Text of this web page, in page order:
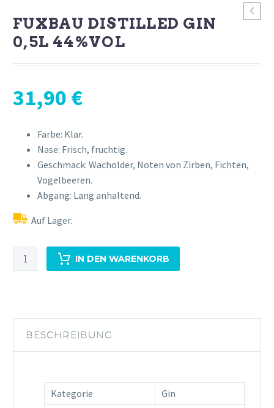
FUXBAU DISTILLED GIN
0,5L 44%VOL
31,90 €
Farbe: Klar.
Nase: Frisch, fruchtig.
Geschmack: Wacholder, Noten von Zirben, Fichten,
Vogelbeeren.
Abgang: Lang anhaltend.
Auf Lager.
Fuxbau
Distilled
Menge
IN DEN WARENKORB
BESCHREIBUNG
Kategorie
Gin